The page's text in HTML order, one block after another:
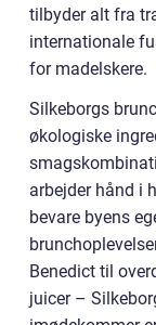
tilbyder alt fra
internationale
for madelskere.
Silkeborgs
økologiske
arbejder hånd i
bevare byens
Benedict til
juicer –